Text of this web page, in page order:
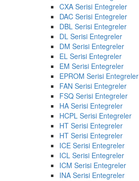
CXA Serisi Entegreler
DAC Serisi Entegreler
DBL Serisi Entegreler
DL Serisi Entegreler
DM Serisi Entegreler
EL Serisi Entegreler
EM Serisi Entegreler
EPROM Serisi Entegreler
FAN Serisi Entegreler
FSQ Serisi Entegreler
HA Serisi Entegreler
HCPL Serisi Entegreler
HT Serisi Entegreler
HT Serisi Entegreler
ICE Serisi Entegreler
ICL Serisi Entegreler
ICM Serisi Entegreler
INA Serisi Entegreler